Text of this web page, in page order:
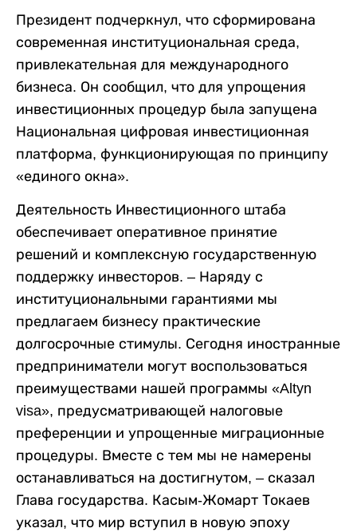
Президент подчеркнул, что сформирована
современная институциональная среда,
привлекательная для международного
бизнеса. Он сообщил, что для упрощения
инвестиционных процедур была запущена
Национальная цифровая инвестиционная
платформа, функционирующая по принципу
«единого окна».
Деятельность Инвестиционного штаба
обеспечивает оперативное принятие
решений и комплексную государственную
поддержку инвесторов. – Наряду с
институциональными гарантиями мы
предлагаем бизнесу практические
долгосрочные стимулы. Сегодня иностранные
предприниматели могут воспользоваться
преимуществами нашей программы «Altyn
visa», предусматривающей налоговые
преференции и упрощенные миграционные
процедуры. Вместе с тем мы не намерены
останавливаться на достигнутом, – сказал
Глава государства. Касым-Жомарт Токаев
указал, что мир вступил в новую эпоху